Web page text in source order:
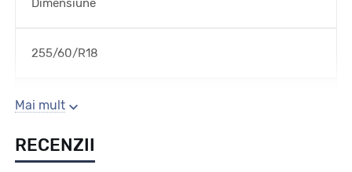
Dimensiune
255/60/R18
Sezon
All season / Off Road
Mai mult
RECENZII